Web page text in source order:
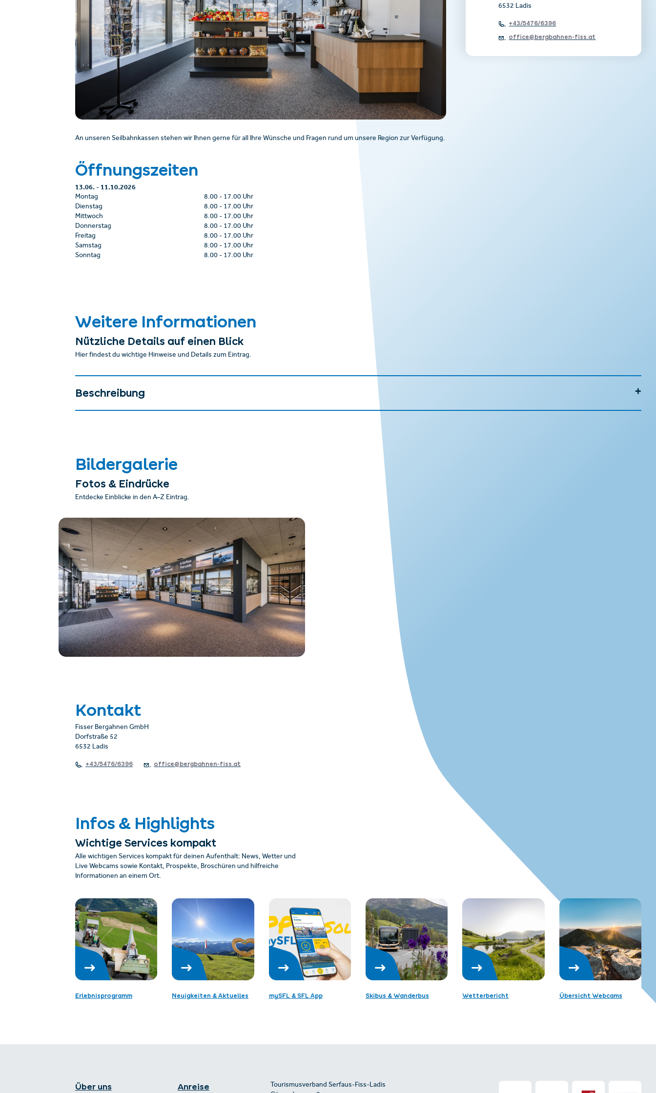
An unseren Seilbahnkassen stehen wir Ihnen gerne für all Ihre Wünsche und Fragen rund um unsere Region zur Verfügung.
Öffnungszeiten
13.06.-11.10.2026
Montag 8.00- 17.00 Uhr
Dienstag
8.00- 17.00 Uhr
Mittwoch
8.00- 17.00 Uhr
Donnerstag
8.00- 17.00 Uhr
Freitag
8.00- 17.00 Uhr
Samstag
8.00- 17.00 Uhr
Sonntag
8.00- 17.00 Uhr
6532 Ladis
+43/5476/6396
office@bergbahnen-fiss.at
Weitere Informationen
Nützliche Details auf einen Blick
Hier findest du wichtige Hinweise und Details zum Eintrag.
Beschreibung
Bildergalerie
Fotos & Eindrücke
Entdecke Einblicke in den A–Z Eintrag.
Kontakt
Fisser Bergahnen GmbH
Dorfstraße 52
6532 Ladis
+43/5476/6396 office@bergbahnen-fiss.at
Infos & Highlights
Wichtige Services kompakt
Alle wichtigen Services kompakt für deinen Aufenthalt: News, Wetter und
Live Webcams sowie Kontakt, Prospekte, Broschüren und hilfreiche
Informationen an einem Ort.
Erlebnisprogramm Neuigkeiten & Aktuelles mySFL & SFL App Skibus & Wanderbus Wetterbericht Übersicht Webcams
Über uns Anreise
Tourismusverband Serfaus-Fiss-Ladis